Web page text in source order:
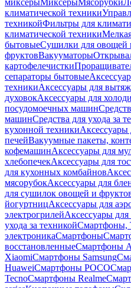
миксерыМиксерыМясорубки
климатической техники
техникойФильтры для
климатической техники
бытовыеСушилки для овощей
фруктовВакууматоры
картофелечистки
сепараторы бытовые
техникиАксессуары для
духовокАксессуары для
посудомоечных машин
машинСредства для ухода за
кухонной техники
печейВакуумные пакеты,
кофемашинАксессуары для
хлебопечекАксессуары для
для кухонных комбайнов
мясорубокАксессуары для
для сушилок овощей и
йогуртницАксессуары для
электрогрилейАксессуары
ухода за техникойСмартфоны,
электроникаСмартфоны
восстановленныеСмартфоны
XiaomiСмартфоны Samsung
HuaweiСмартфоны POCO
TecnoСмартфоны Realme